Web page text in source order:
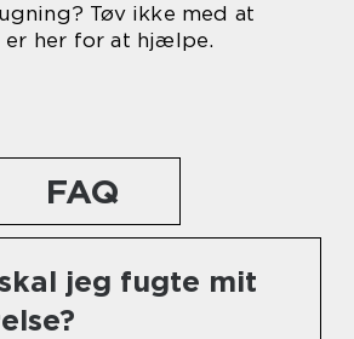
Tøv ikke med at
er her for at hjælpe.
FAQ
jeg fugte mit